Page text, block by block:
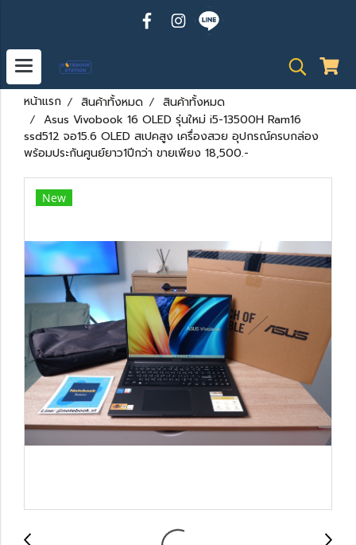
หน้าแรก สินค้าทั้งหมด
สินค้าทั้งหมด
Asus Vivobook 16 OLED รุ่นใหม่ i5-13500H Ram16
ssd512 จอ15.6 OLED สเปคสูง เครื่องสวย อุปกรณ์ครบกล่อง
พร้อมประกันศูนย์ยาว1ปีกว่า ขายเพียง 18,500.-
New